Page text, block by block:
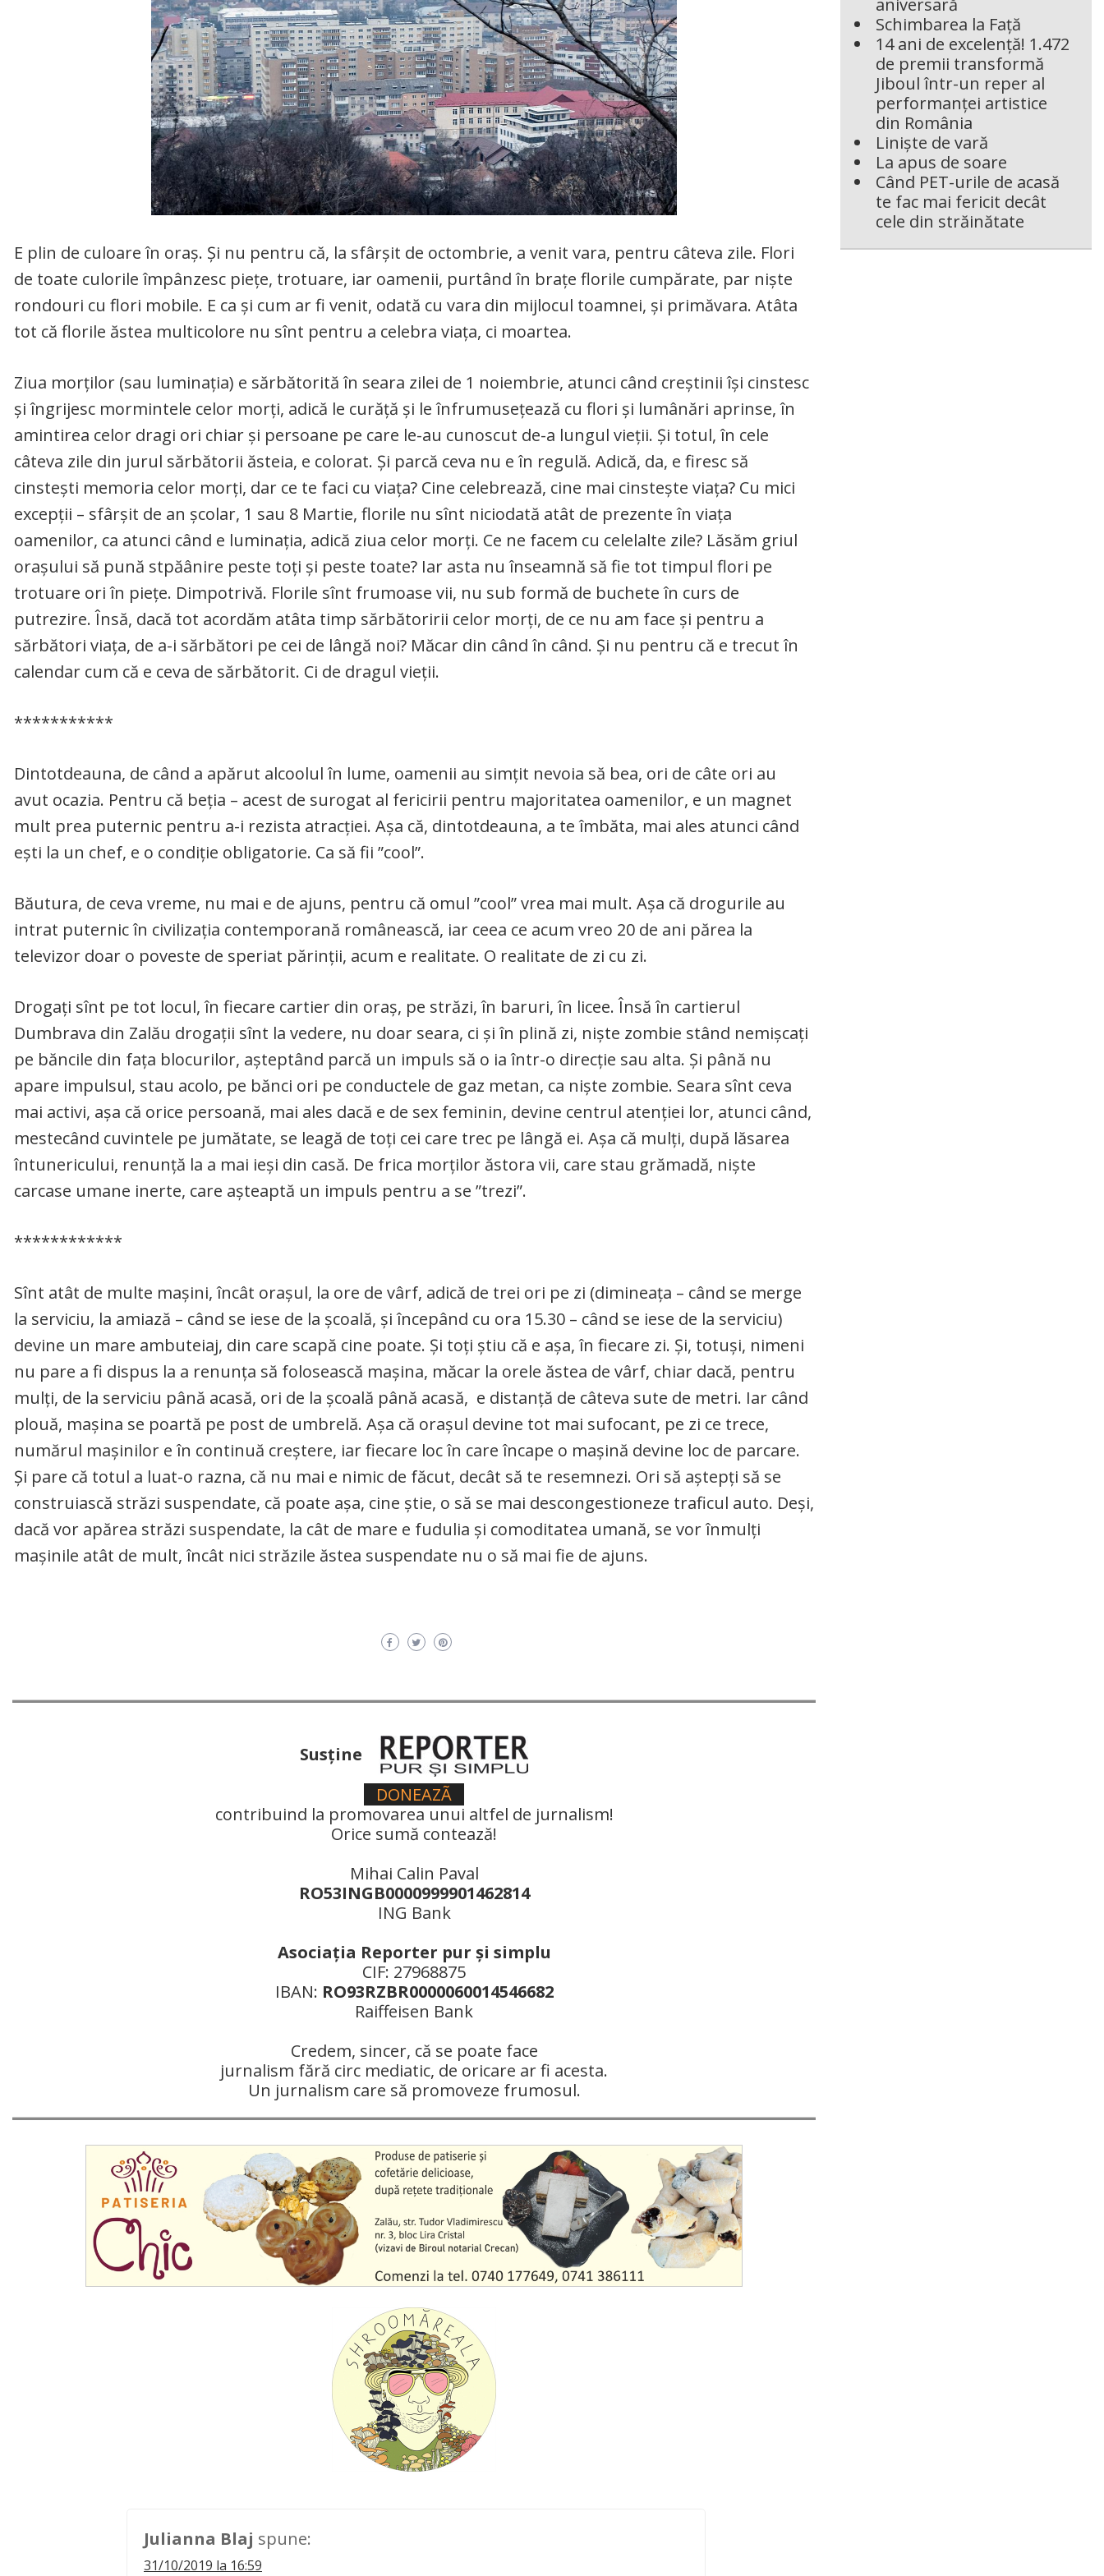
E plin de culoare în oraș. Și nu pentru că, la sfârșit de octombrie, a venit vara, pentru câteva zile. Flori
de toate culorile împânzesc piețe, trotuare, iar oamenii, purtând în brațe florile cumpărate, par niște
rondouri cu flori mobile. E ca și cum ar fi venit, odată cu vara din mijlocul toamnei, și primăvara. Atâta
tot că florile ăstea multicolore nu sînt pentru a celebra viața, ci moartea.
Ziua morților (sau luminația) e sărbătorită în seara zilei de 1 noiembrie, atunci când creștinii își cinstesc
și îngrijesc mormintele celor morți, adică le curăță și le înfrumusețează cu flori și lumânări aprinse, în
amintirea celor dragi ori chiar și persoane pe care le-au cunoscut de-a lungul vieții. Și totul, în cele
câteva zile din jurul sărbătorii ăsteia, e colorat. Și parcă ceva nu e în regulă. Adică, da, e firesc să
cinstești memoria celor morți, dar ce te faci cu viața? Cine celebrează, cine mai cinstește viața? Cu mici
excepții – sfârșit de an școlar, 1 sau 8 Martie, florile nu sînt niciodată atât de prezente în viața
oamenilor, ca atunci când e luminația, adică ziua celor morți. Ce ne facem cu celelalte zile? Lăsăm griul
orașului să pună stpăânire peste toți și peste toate? Iar asta nu înseamnă să fie tot timpul flori pe
trotuare ori în piețe. Dimpotrivă. Florile sînt frumoase vii, nu sub formă de buchete în curs de
putrezire. Însă, dacă tot acordăm atâta timp sărbătoririi celor morți, de ce nu am face și pentru a
sărbători viața, de a-i sărbători pe cei de lângă noi? Măcar din când în când. Și nu pentru că e trecut în
calendar cum că e ceva de sărbătorit. Ci de dragul vieții.
***********
Dintotdeauna, de când a apărut alcoolul în lume, oamenii au simțit nevoia să bea, ori de câte ori au
avut ocazia. Pentru că beția – acest de surogat al fericirii pentru majoritatea oamenilor, e un magnet
mult prea puternic pentru a-i rezista atracției. Așa că, dintotdeauna, a te îmbăta, mai ales atunci când
ești la un chef, e o condiție obligatorie. Ca să fii ”cool”.
Băutura, de ceva vreme, nu mai e de ajuns, pentru că omul ”cool” vrea mai mult. Așa că drogurile au
intrat puternic în civilizația contemporană românească, iar ceea ce acum vreo 20 de ani părea la
televizor doar o poveste de speriat părinții, acum e realitate. O realitate de zi cu zi.
Drogați sînt pe tot locul, în fiecare cartier din oraș, pe străzi, în baruri, în licee. Însă în cartierul
Dumbrava din Zalău drogații sînt la vedere, nu doar seara, ci și în plină zi, niște zombie stând nemișcați
pe băncile din fața blocurilor, așteptând parcă un impuls să o ia într-o direcție sau alta. Și până nu
apare impulsul, stau acolo, pe bănci ori pe conductele de gaz metan, ca niște zombie. Seara sînt ceva
mai activi, așa că orice persoană, mai ales dacă e de sex feminin, devine centrul atenției lor, atunci când,
mestecând cuvintele pe jumătate, se leagă de toți cei care trec pe lângă ei. Așa că mulți, după lăsarea
întunericului, renunță la a mai ieși din casă. De frica morților ăstora vii, care stau grămadă, niște
carcase umane inerte, care așteaptă un impuls pentru a se ”trezi”.
************
Sînt atât de multe mașini, încât orașul, la ore de vârf, adică de trei ori pe zi (dimineața – când se merge
la serviciu, la amiază – când se iese de la școală, și începând cu ora 15.30 – când se iese de la serviciu)
devine un mare ambuteiaj, din care scapă cine poate. Și toți știu că e așa, în fiecare zi. Și, totuși, nimeni
nu pare a fi dispus la a renunța să folosească mașina, măcar la orele ăstea de vârf, chiar dacă, pentru
mulți, de la serviciu până acasă, ori de la școală până acasă, e distanță de câteva sute de metri. Iar când
plouă, mașina se poartă pe post de umbrelă. Așa că orașul devine tot mai sufocant, pe zi ce trece,
numărul mașinilor e în continuă creștere, iar fiecare loc în care încape o mașină devine loc de parcare.
Și pare că totul a luat-o razna, că nu mai e nimic de făcut, decât să te resemnezi. Ori să aștepți să se
construiască străzi suspendate, că poate așa, cine știe, o să se mai descongestioneze traficul auto. Deși,
dacă vor apărea străzi suspendate, la cât de mare e fudulia și comoditatea umană, se vor înmulți
mașinile atât de mult, încât nici străzile ăstea suspendate nu o să mai fie de ajuns.
Susţine
DONEAZÃ
contribuind la promovarea unui altfel de jurnalism!
Orice sumă contează!
Mihai Calin Paval
RO53INGB0000999901462814
ING Bank
Asociaţia Reporter pur şi simplu
CIF: 27968875
IBAN: RO93RZBR0000060014546682
Raiffeisen Bank
Credem, sincer, că se poate face
jurnalism fără circ mediatic, de oricare ar fi acesta.
Un jurnalism care să promoveze frumosul.
Julianna Blaj spune:
31/10/2019 la 16:59
aniversară
Schimbarea la Față
14 ani de excelență! 1.472
de premii transformă
Jiboul într-un reper al
performanței artistice
din România
Liniște de vară
La apus de soare
Când PET-urile de acasă
te fac mai fericit decât
cele din străinătate